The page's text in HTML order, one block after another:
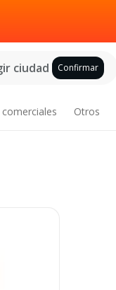
ciudad Confirmar
Otros